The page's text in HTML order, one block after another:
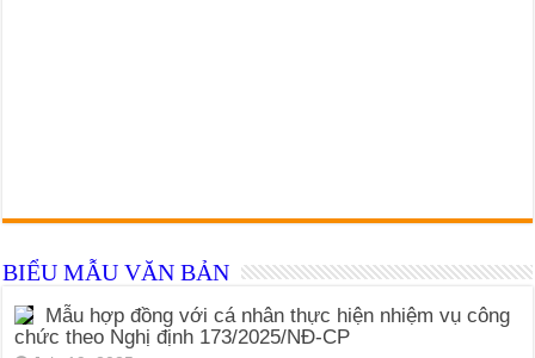
BIỂU MẪU VĂN BẢN
Mẫu hợp đồng với cá nhân thực hiện nhiệm vụ công
chức theo Nghị định 173/2025/NĐ-CP